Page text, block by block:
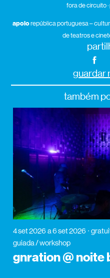
fora de circuito
apoiorepública portuguesa –
de teatros e
guardar
também
4 set 2026 a 6 set 2026
guiada / workshop
gnration @ noite